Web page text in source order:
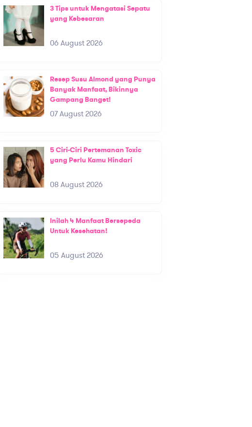
3 Tips untuk Mengatasi Sepatu
yang Kebesaran
06 August 2026
Resep Susu Almond yang Punya
Banyak Manfaat, Bikinnya
Gampang Banget!
07 August 2026
5 Ciri-Ciri Pertemanan Toxic
yang Perlu Kamu Hindari
08 August 2026
Inilah 4 Manfaat Bersepeda
Untuk Kesehatan!
05 August 2026